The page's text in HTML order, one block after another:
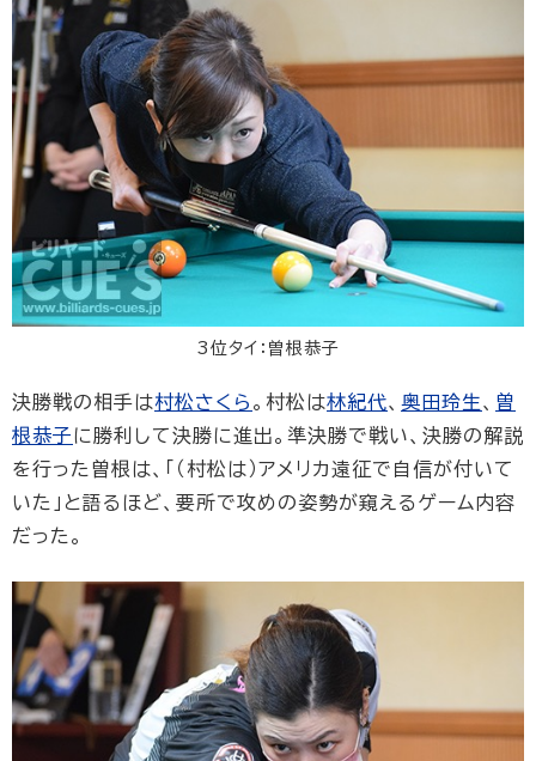
3位タイ：曽根恭子
決勝戦の相手は村松さくら 。村松は林紀代、 奥田玲生、 曽
根恭子に勝利して決勝に進出。準決勝で戦い、決勝の解説
を行った曽根は、「（村松は）アメリカ遠征で自信が付いて
いた」と語るほど、要所で攻めの姿勢が窺えるゲーム内容
だった。